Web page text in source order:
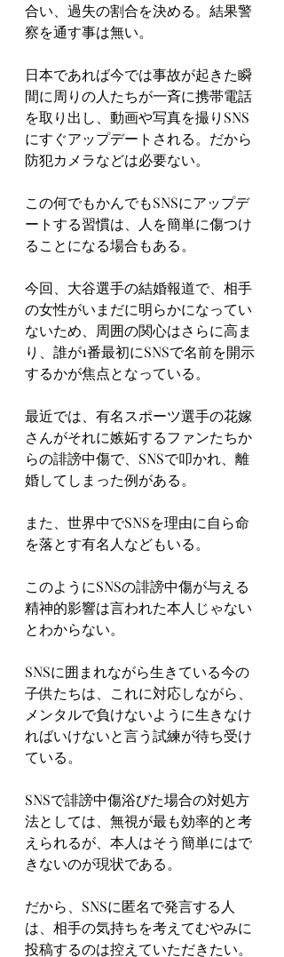
合い、過失の割合を決める。結果警
察を通す事は無い。
日本であれば今では事故が起きた瞬
間に周りの人たちが一斉に携帯電話
を取り出し、動画や写真を撮りSNS
にすぐアップデートされる。だから
防犯カメラなどは必要ない。
この何でもかんでもSNSにアップデ
ートする習慣は、人を簡単に傷つけ
ることになる場合もある。
今回、大谷選手の結婚報道で、相手
の女性がいまだに明らかになってい
ないため、周囲の関心はさらに高ま
り、誰が1番最初にSNSで名前を開示
するかが焦点となっている。
最近では、有名スポーツ選手の花嫁
さんがそれに嫉妬するファンたちか
らの誹謗中傷で、SNSで叩かれ、離
婚してしまった例がある。
また、世界中でSNSを理由に自ら命
を落とす有名人などもいる。
このようにSNSの誹謗中傷が与える
精神的影響は言われた本人じゃない
とわからない。
SNSに囲まれながら生きている今の
子供たちは、これに対応しながら、
メンタルで負けないように生きなけ
ればいけないと言う試練が待ち受け
ている。
SNSで誹謗中傷浴びた場合の対処方
法としては、無視が最も効率的と考
えられるが、本人はそう簡単にはで
きないのが現状である。
だから、SNSに匿名で発言する人
は、相手の気持ちを考えてむやみに
投稿するのは控えていただきたい。